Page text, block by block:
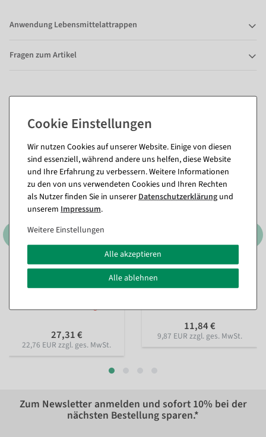
Anwendung Lebensmittelattrappen
Fragen zum Artikel
(8)
naturgetreu
Artikel aktuell nicht lagernd.
27,31 €
22,76 EUR zzgl. ges. MwSt.
Künstliches Kräuterset 3tlg.
grün 8 x 20 cm
11,84 €
9,87 EUR zzgl. ges. MwSt.
Zum Newsletter anmelden und sofort 10% bei der
nächsten Bestellung sparen.*
Wir nutzen Cookies auf unserer Website. Einige von diesen
sind essenziell, während andere uns helfen, diese Website
und Ihre Erfahrung zu verbessern. Weitere Informationen
zu den von uns verwendeten Cookies und Ihren Rechten
als Nutzer finden Sie in unsererDaten­schutz­erklärung und
unserem Impressum.
Weitere Einstellungen
Alle akzeptieren
Alle ablehnen